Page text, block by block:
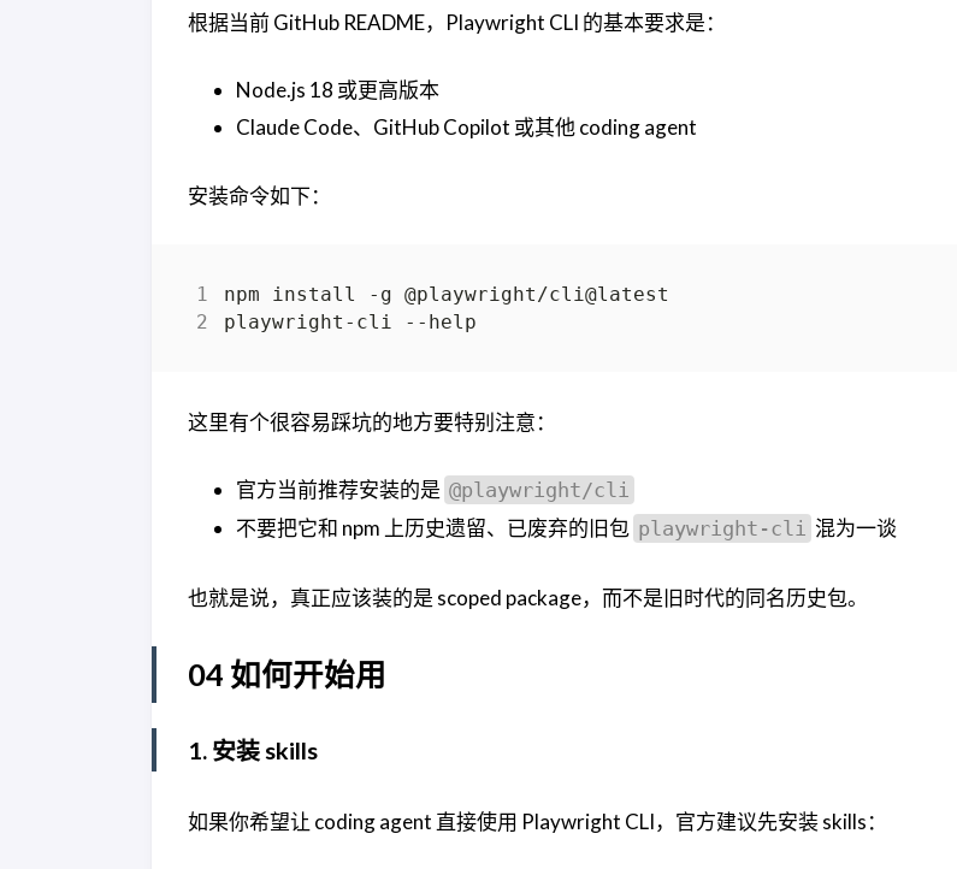
根据当前 GitHub README，Playwright CLI 的基本要求是：
Node.js 18 或更高版本
Claude Code、GitHub Copilot 或其他 coding agent
安装命令如下：
这里有个很容易踩坑的地方要特别注意：
官方当前推荐安装的是 @playwright/cli
不要把它和 npm 上历史遗留、已废弃的旧包 playwright-cli 混为一谈
也就是说，真正应该装的是 scoped package，而不是旧时代的同名历史包。
04 如何开始用
1. 安装 skills
如果你希望让 coding agent 直接使用 Playwright CLI，官方建议先安装 skills：